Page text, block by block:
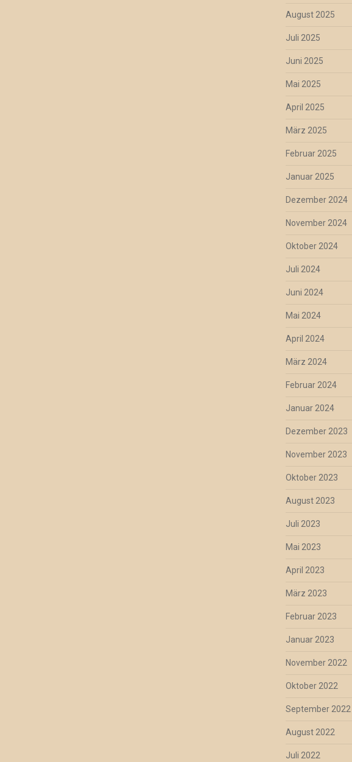
August 2025
Juli 2025
Juni 2025
Mai 2025
April 2025
März 2025
Februar 2025
Januar 2025
Dezember 2024
November 2024
Oktober 2024
Juli 2024
Juni 2024
Mai 2024
April 2024
März 2024
Februar 2024
Januar 2024
Dezember 2023
November 2023
Oktober 2023
August 2023
Juli 2023
Mai 2023
April 2023
März 2023
Februar 2023
Januar 2023
November 2022
Oktober 2022
September 2022
August 2022
Juli 2022